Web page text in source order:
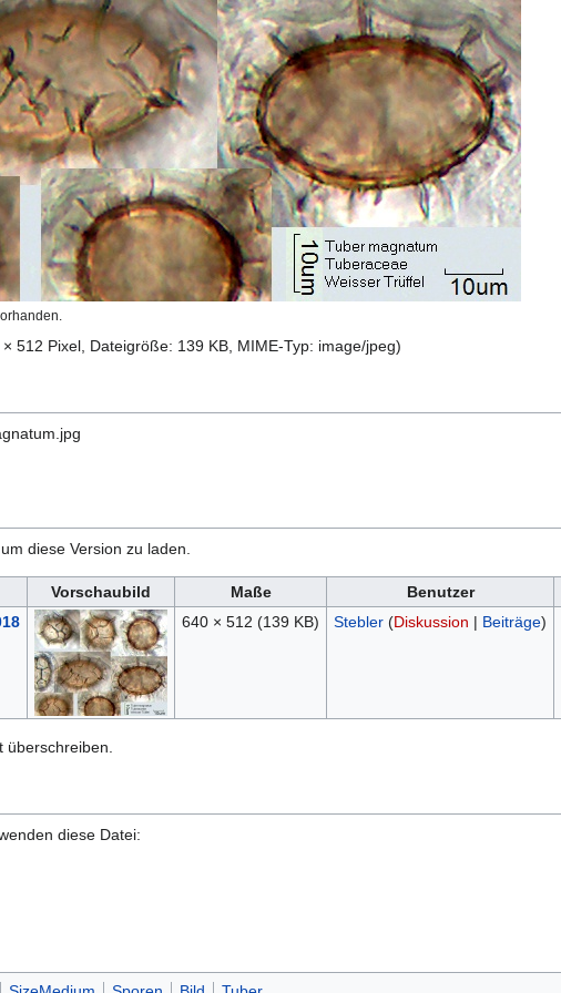
512 Pixel, Dateigröße: 139 KB, MIME-Typ: image/jpeg)
diese Version zu laden.
Vorschaubild Maße Benutzer
640 × 512 (139 KB) Stebler (Diskussion | Beiträge)
überschreiben.
diese Datei: